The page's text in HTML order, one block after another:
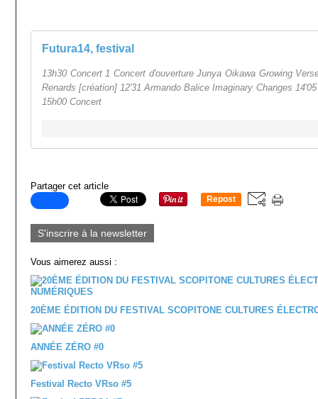
Futura14, festival
13h30 Concert 1 Concert d'ouverture Junya Oikawa Growing
Renards [création] 12'31 Armando Balice Imaginary Changes
15h00 Concert
Partager cet article
Repost
S'inscrire à la newsletter
Vous aimerez aussi :
20ÈME ÉDITION DU FESTIVAL SCOPITONE CULTURES
ANNÉE ZÉRO #0
Festival Recto VRso #5